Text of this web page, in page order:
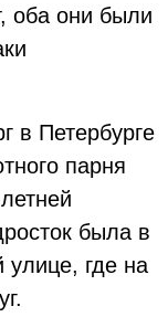
оба они были
в Петербурге
парня
была в
улице, где на